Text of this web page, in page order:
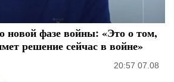
новой фазе войны: «Это о том,
решение сейчас в войне»
20:57 07.08